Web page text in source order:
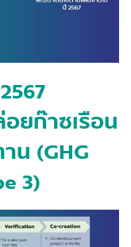
ยก๊าซเรือน
น (GHG
3)